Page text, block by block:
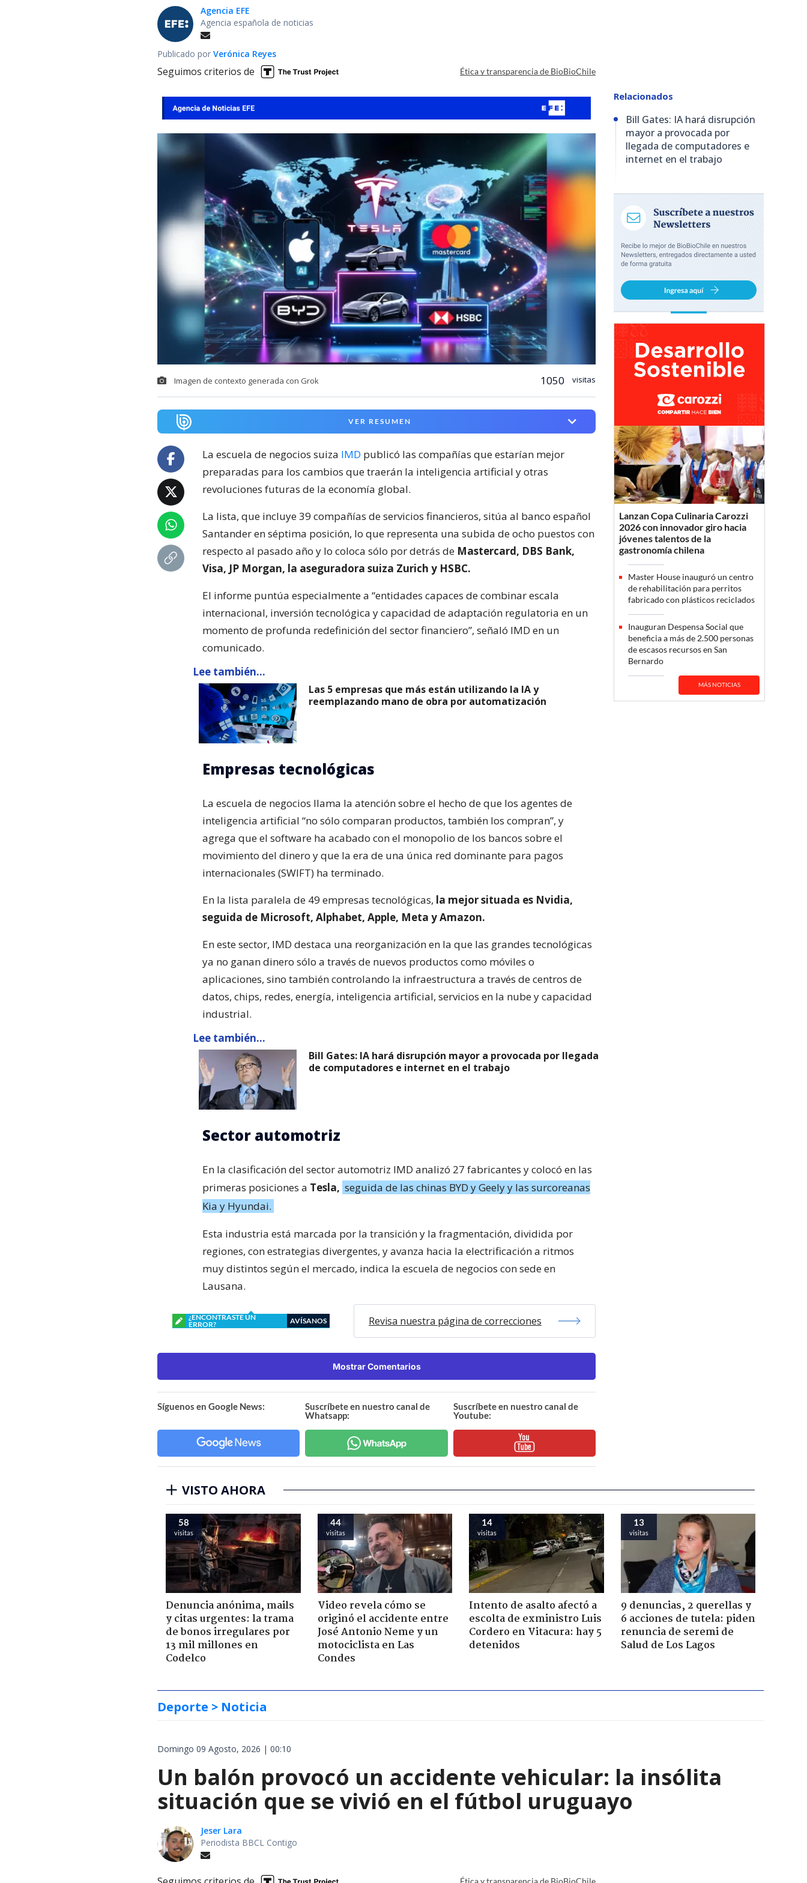
Agencia EFE
Agencia española de noticias
Publicado por Verónica Reyes
Seguimos criterios de Ética y transparencia de BioBioChile
Imagen de contexto generada con Grok 1050 visitas
VER RESUMEN
La escuela de negocios suiza IMD publicó las compañías que estarían mejor
preparadas para los cambios que traerán la inteligencia artificial y otras
revoluciones futuras de la economía global.
La lista, que incluye 39 compañías de servicios financieros, sitúa al banco español
Santander en séptima posición, lo que representa una subida de ocho puestos con
respecto al pasado año y lo coloca sólo por detrás de Mastercard, DBS Bank,
Visa, JP Morgan, la aseguradora suiza Zurich y HSBC.
El informe puntúa especialmente a “entidades capaces de combinar escala
internacional, inversión tecnológica y capacidad de adaptación regulatoria en un
momento de profunda redefinición del sector financiero”, señaló IMD en un
comunicado.
Lee también...
Las 5 empresas que más están utilizando la IA y
reemplazando mano de obra por automatización
Empresas tecnológicas
La escuela de negocios llama la atención sobre el hecho de que los agentes de
inteligencia artificial “no sólo comparan productos, también los compran”, y
agrega que el software ha acabado con el monopolio de los bancos sobre el
movimiento del dinero y que la era de una única red dominante para pagos
internacionales (SWIFT) ha terminado.
En la lista paralela de 49 empresas tecnológicas, la mejor situada es Nvidia,
seguida de Microsoft, Alphabet, Apple, Meta y Amazon.
En este sector, IMD destaca una reorganización en la que las grandes tecnológicas
ya no ganan dinero sólo a través de nuevos productos como móviles o
aplicaciones, sino también controlando la infraestructura a través de centros de
datos, chips, redes, energía, inteligencia artificial, servicios en la nube y capacidad
industrial.
Lee también...
Bill Gates: IA hará disrupción mayor a provocada por llegada
de computadores e internet en el trabajo
Sector automotriz
En la clasificación del sector automotriz IMD analizó 27 fabricantes y colocó en las
primeras posiciones a Tesla, seguida de las chinas BYD y Geely y las surcoreanas
Kia y Hyundai.
Esta industria está marcada por la transición y la fragmentación, dividida por
regiones, con estrategias divergentes, y avanza hacia la electrificación a ritmos
muy distintos según el mercado, indica la escuela de negocios con sede en
Lausana.
¿ENCONTRASTE UN
ERROR?
AVÍSANOS Revisa nuestra página de correcciones
Mostrar Comentarios
Síguenos en Google News:
Suscríbete en nuestro canal de
Whatsapp:
Suscríbete en nuestro canal de
Youtube:
Relacionados
Bill Gates: IA hará disrupción
mayor a provocada por
llegada de computadores e
internet en el trabajo
Lanzan Copa Culinaria Carozzi
2026 con innovador giro hacia
jóvenes talentos de la
gastronomía chilena
Master House inauguró un centro
de rehabilitación para perritos
fabricado con plásticos reciclados
Inauguran Despensa Social que
beneficia a más de 2.500 personas
de escasos recursos en San
Bernardo
MÁS NOTICIAS
VISTO AHORA
58
visitas
Denuncia anónima, mails
y citas urgentes: la trama
de bonos irregulares por
13 mil millones en
Codelco
44
visitas
Video revela cómo se
originó el accidente entre
José Antonio Neme y un
motociclista en Las
Condes
14
visitas
Intento de asalto afectó a
escolta de exministro Luis
Cordero en Vitacura: hay 5
detenidos
13
visitas
9 denuncias, 2 querellas y
6 acciones de tutela: piden
renuncia de seremi de
Salud de Los Lagos
Deporte > Noticia
Domingo 09 Agosto, 2026 | 00:10
Un balón provocó un accidente vehicular: la insólita
situación que se vivió en el fútbol uruguayo
Jeser Lara
Periodista BBCL Contigo